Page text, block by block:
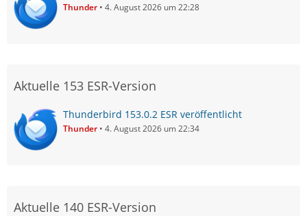
Thunder 4. August 2026 um 22:28
Aktuelle 153 ESR-Version
Thunderbird 153.0.2 ESR veröffentlicht
Thunder 4. August 2026 um 22:34
Aktuelle 140 ESR-Version